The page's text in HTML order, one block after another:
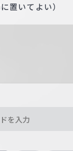
置いてよい）